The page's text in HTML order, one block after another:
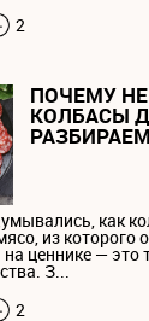
2
ПОЧЕМУ
КОЛБАСЫ
как
из которого
ценнике —
З...
2